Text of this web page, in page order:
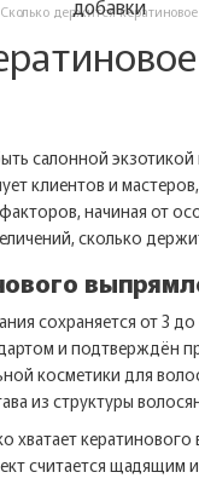
Сколько держится
салонной
клиентов и
начиная от
сколько
сохраняется от 3
и подтверждён
косметики для
из структуры
хватает
считается